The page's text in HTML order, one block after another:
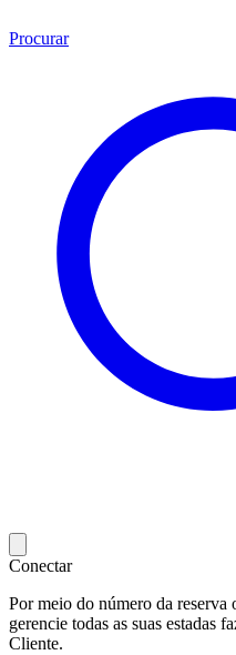
Procurar
Conectar
Por meio do número da reserva
gerencie todas as suas estadas
Cliente.